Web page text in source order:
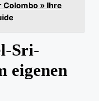
» Ihre
Sri-
eigenen